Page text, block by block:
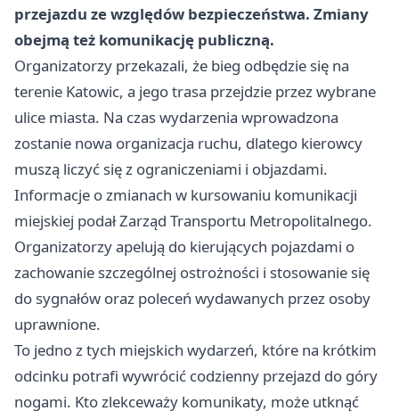
przejazdu ze względów bezpieczeństwa. Zmiany
obejmą też komunikację publiczną.
Organizatorzy przekazali, że bieg odbędzie się na
terenie Katowic, a jego trasa przejdzie przez wybrane
ulice miasta. Na czas wydarzenia wprowadzona
zostanie nowa organizacja ruchu, dlatego kierowcy
muszą liczyć się z ograniczeniami i objazdami.
Informacje o zmianach w kursowaniu komunikacji
miejskiej podał Zarząd Transportu Metropolitalnego.
Organizatorzy apelują do kierujących pojazdami o
zachowanie szczególnej ostrożności i stosowanie się
do sygnałów oraz poleceń wydawanych przez osoby
uprawnione.
To jedno z tych miejskich wydarzeń, które na krótkim
odcinku potrafi wywrócić codzienny przejazd do góry
nogami. Kto zlekceważy komunikaty, może utknąć